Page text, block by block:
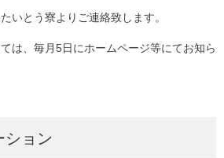
いとう寮よりご連絡致します。
は、毎月5日にホームページ等にてお知ら
ション